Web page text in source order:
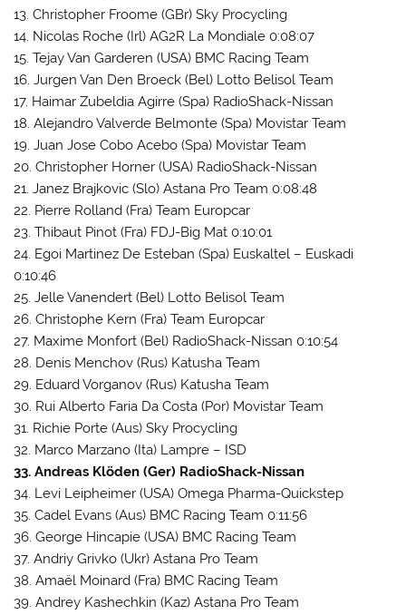
13. Christopher Froome (GBr) Sky Procycling
14. Nicolas Roche (Irl) AG2R La Mondiale 0:08:07
15. Tejay Van Garderen (USA) BMC Racing Team
16. Jurgen Van Den Broeck (Bel) Lotto Belisol Team
17. Haimar Zubeldia Agirre (Spa) RadioShack-Nissan
18. Alejandro Valverde Belmonte (Spa) Movistar Team
19. Juan Jose Cobo Acebo (Spa) Movistar Team
20. Christopher Horner (USA) RadioShack-Nissan
21. Janez Brajkovic (Slo) Astana Pro Team 0:08:48
22. Pierre Rolland (Fra) Team Europcar
23. Thibaut Pinot (Fra) FDJ-Big Mat 0:10:01
24. Egoi Martinez De Esteban (Spa) Euskaltel – Euskadi
0:10:46
25. Jelle Vanendert (Bel) Lotto Belisol Team
26. Christophe Kern (Fra) Team Europcar
27. Maxime Monfort (Bel) RadioShack-Nissan 0:10:54
28. Denis Menchov (Rus) Katusha Team
29. Eduard Vorganov (Rus) Katusha Team
30. Rui Alberto Faria Da Costa (Por) Movistar Team
31. Richie Porte (Aus) Sky Procycling
32. Marco Marzano (Ita) Lampre – ISD
33. Andreas Klöden (Ger) RadioShack-Nissan
34. Levi Leipheimer (USA) Omega Pharma-Quickstep
35. Cadel Evans (Aus) BMC Racing Team 0:11:56
36. George Hincapie (USA) BMC Racing Team
37. Andriy Grivko (Ukr) Astana Pro Team
38. Amaël Moinard (Fra) BMC Racing Team
39. Andrey Kashechkin (Kaz) Astana Pro Team